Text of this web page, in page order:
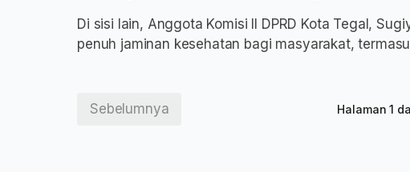
Di sisi lain, Anggota Komisi II DPRD Kota Tegal,
penuh jaminan kesehatan bagi masyarakat,
Sebelumnya Halaman 1